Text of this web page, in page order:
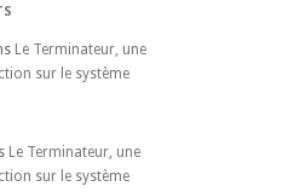
Le Terminateur, une
sur le système
Le Terminateur, une
sur le système